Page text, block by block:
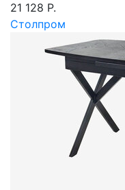
21 128 Р.
Столпром